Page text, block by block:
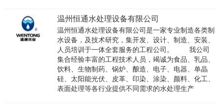
温州恒通水处理设备有限公司
温州恒通水处理设备有限公司是一家专业制造各类制
水设备，及技术研究，集开发、设计、制造、安装、
人员培训于一体全套服务的工程公司。 我公司
集合经验丰富的工程技术人员，竭诚为食品、乳品、
饮料、生物制药、锅炉、酿造、电子、电器、单晶
硅、太阳能光伏、皮革、印染、涂染、颜料、化工、
表面处理等各行业提供不同需求的水处理生产